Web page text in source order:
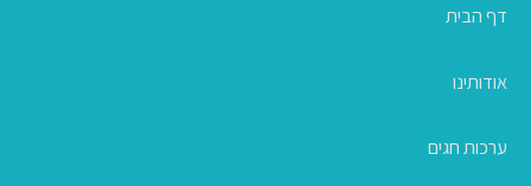
דף הבית
אודותינו
ערכות חגים